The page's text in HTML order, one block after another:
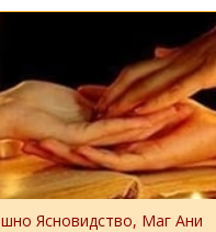
Ясновидство, Маг Ани